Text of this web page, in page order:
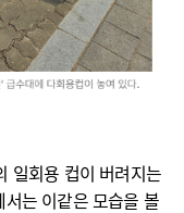
일회용 컵이 버려지는
서는 이같은 모습을 볼